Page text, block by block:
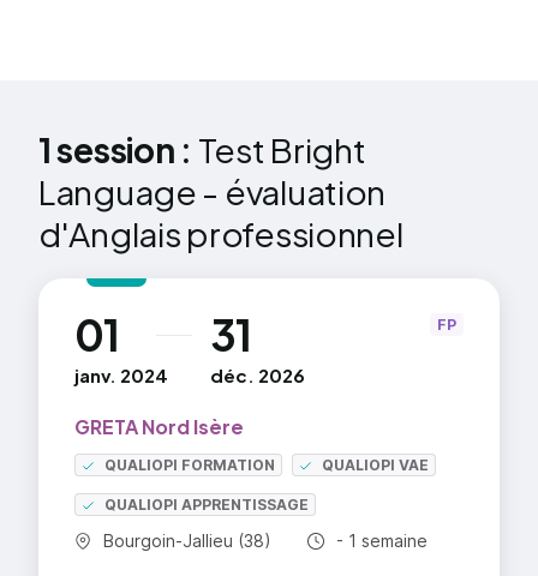
1 session : Test Bright
Language - évaluation
d'Anglais professionnel
01
janv. 2024
au 31
déc. 2026
GRETA Nord Isère
QUALIOPI FORMATION QUALIOPI VAE
QUALIOPI APPRENTISSAGE
Commune :
Bourgoin-Jallieu (38) Durée totale :
- 1 semaine
FP